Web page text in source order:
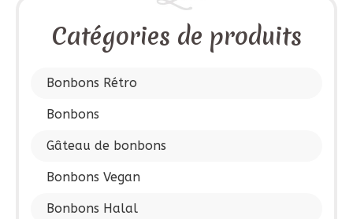
Catégories de produits
Bonbons Rétro
Bonbons
Gâteau de bonbons
Bonbons Vegan
Bonbons Halal